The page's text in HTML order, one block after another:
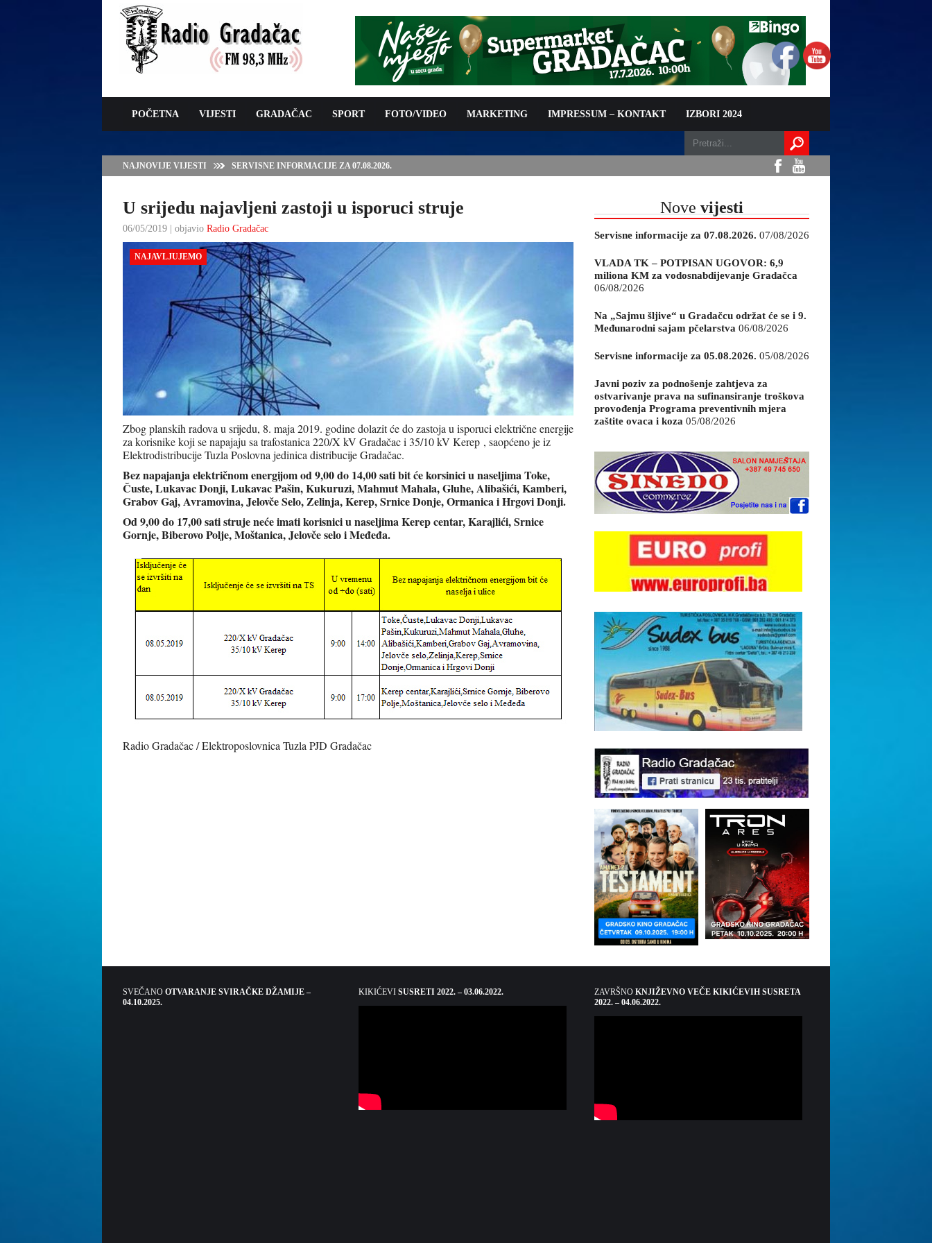
POČETNA VIJESTI GRADAČAC SPORT FOTO/VIDEO MARKETING IMPRESSUM – KONTAKT IZBORI 2024
NAJNOVIJE VIJESTI
VLADA TK – POTPISAN UGOVOR: 6,9 MILIONA KM ZA VODOSNABDIJEVANJE
GRADAČCA
U srijedu najavljeni zastoji u isporuci struje
06/05/2019 | objavio Radio Gradačac
NAJAVLJUJEMO
Zbog planskih radova u srijedu, 8. maja 2019. godine dolazit će do zastoja u isporuci električne energije
za korisnike koji se napajaju sa trafostanica 220/X kV Gradačac i 35/10 kV Kerep , saopćeno je iz
Elektrodistribucije Tuzla Poslovna jedinica distribucije Gradačac.
Bez napajanja električnom energijom od 9,00 do 14,00 sati bit će korsinici u naseljima Toke,
Čuste, Lukavac Donji, Lukavac Pašin, Kukuruzi, Mahmut Mahala, Gluhe, Alibašići, Kamberi,
Grabov Gaj, Avramovina, Jelovče Selo, Zelinja, Kerep, Srnice Donje, Ormanica i Hrgovi Donji.
Od 9,00 do 17,00 sati struje neće imati korisnici u naseljima Kerep centar, Karajlići, Srnice
Gornje, Biberovo Polje, Moštanica, Jelovče selo i Međeđa.
Radio Gradačac / Elektroposlovnica Tuzla PJD Gradačac
Nove vijesti
Servisne informacije za 07.08.2026. 07/08/2026
VLADA TK – POTPISAN UGOVOR: 6,9
miliona KM za vodosnabdijevanje Gradačca
06/08/2026
Na „Sajmu šljive“ u Gradačcu održat će se i 9.
Međunarodni sajam pčelarstva 06/08/2026
Servisne informacije za 05.08.2026. 05/08/2026
Javni poziv za podnošenje zahtjeva za
ostvarivanje prava na sufinansiranje troškova
provođenja Programa preventivnih mjera
zaštite ovaca i koza 05/08/2026
SVEČANO OTVARANJE SVIRAČKE DŽAMIJE –
04.10.2025.
KIKIĆEVI SUSRETI 2022. – 03.06.2022. ZAVRŠNO KNJIŽEVNO VEČE KIKIĆEVIH SUSRETA
2022. – 04.06.2022.